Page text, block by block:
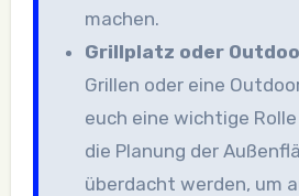
machen.
Grillplatz oder
Grillen oder eine
euch eine wichtige
die Planung der
überdacht werden, um